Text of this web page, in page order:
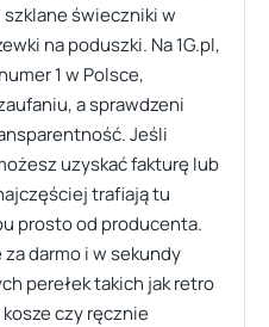
świeczniki w
na poduszki. Na 1G.pl,
1 w Polsce,
a sprawdzeni
Jeśli
uzyskać fakturę lub
trafiają tu
prosto od producenta.
darmo i w sekundy
perełek takich jak retro
czy ręcznie